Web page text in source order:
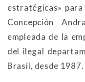
estratégicas»
Concepción
empleada de la
del ilegal
Brasil, desde 1987.